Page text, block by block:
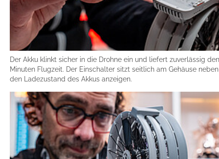
Der Akku klinkt sicher in die Drohne ein und liefert zuverlässig
Minuten Flugzeit. Der Einschalter sitzt seitlich am Gehäuse
den Ladezustand des Akkus anzeigen.